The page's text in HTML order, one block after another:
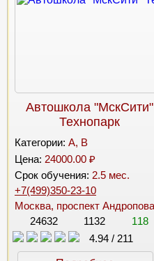
Автошкола "МскСити"
Технопарк
Категории: A, B
Цена: 24000.00 ₽
Срок обучения: 2.5 мес.
+7(499)350-23-10
Москва, проспект
24632
1132 118
4.94 / 211